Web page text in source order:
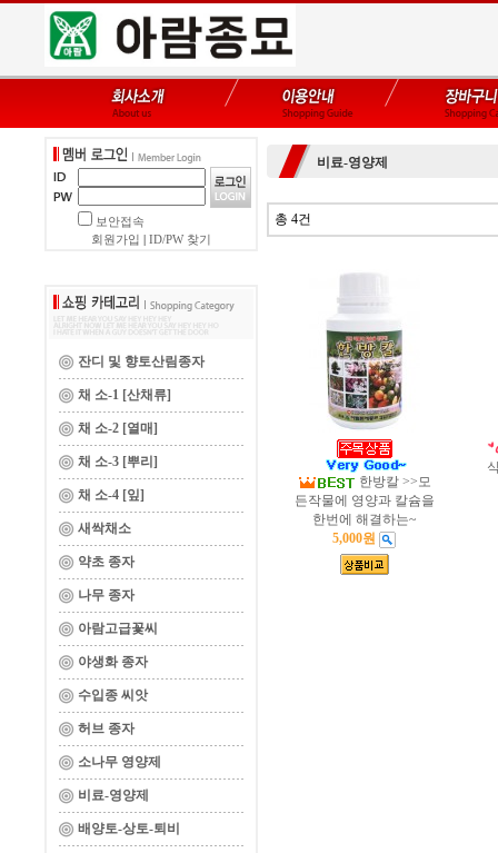
보안접속
회원가입
ID/PW 찾기
잔디 및 향토산림종자
채 소-1 [산채류]
채 소-2 [열매]
채 소-3 [뿌리]
채 소-4 [잎]
새싹채소
약초 종자
나무 종자
아람고급꽃씨
야생화 종자
수입종 씨앗
허브 종자
소나무 영양제
비료-영양제
배양토-상토-퇴비
비료-영양제
총 4건
한방칼 >>모
든작물에 영양과 칼슘을
한번에 해결하는~
5,000원